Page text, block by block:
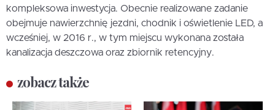
kompleksowa inwestycja. Obecnie realizowane zadanie
obejmuje nawierzchnię jezdni, chodnik i oświetlenie LED, a
wcześniej, w 2016 r., w tym miejscu wykonana została
kanalizacja deszczowa oraz zbiornik retencyjny.
zobacz także